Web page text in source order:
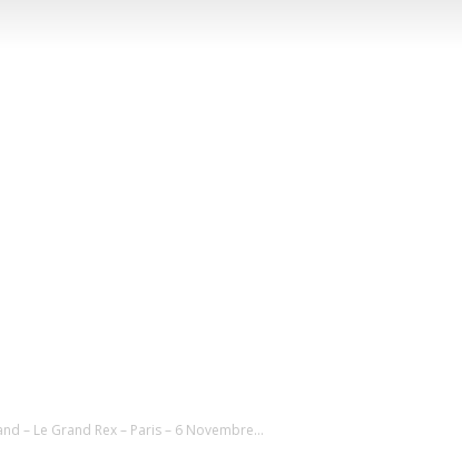
– Le Grand Rex – Paris – 6 Novembre...